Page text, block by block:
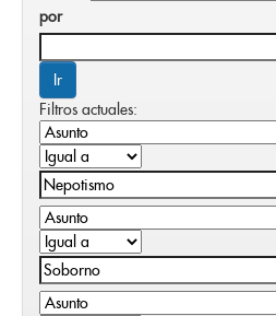
por
Filtros actuales: